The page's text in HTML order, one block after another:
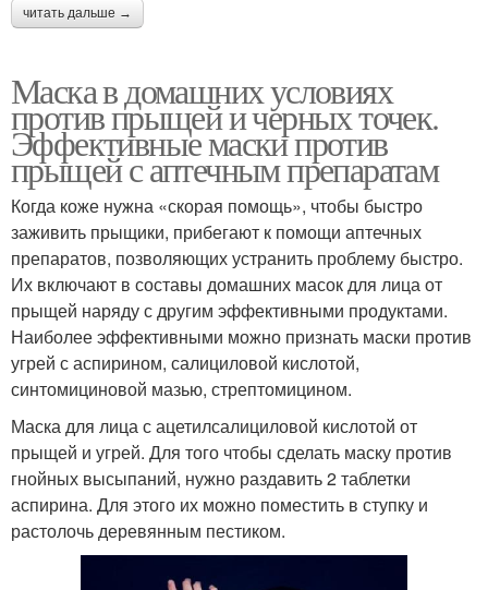
читать дальше →
Маска в домашних условиях
против прыщей и черных точек.
Эффективные маски против
прыщей с аптечным препаратам
Когда коже нужна «скорая помощь», чтобы быстро
заживить прыщики, прибегают к помощи аптечных
препаратов, позволяющих устранить проблему быстро.
Их включают в составы домашних масок для лица от
прыщей наряду с другим эффективными продуктами.
Наиболее эффективными можно признать маски против
угрей с аспирином, салициловой кислотой,
синтомициновой мазью, стрептомицином.
Маска для лица с ацетилсалициловой кислотой от
прыщей и угрей. Для того чтобы сделать маску против
гнойных высыпаний, нужно раздавить 2 таблетки
аспирина. Для этого их можно поместить в ступку и
растолочь деревянным пестиком.